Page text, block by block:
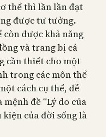
thể thì lần lần đạt
được tư tưởng.
còn được khả năng
và trang bị cá
cần thiết cho một
trong các môn thể
cách cụ thể, dễ
đề “Lý do của
của đời sống là